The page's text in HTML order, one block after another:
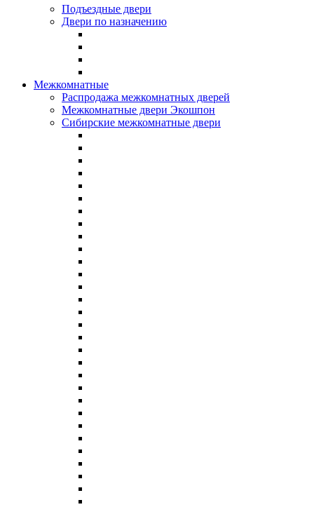
Подъездные двери
Двери по назначению
Межкомнатные
Распродажа межкомнатных дверей
Межкомнатные двери Экошпон
Сибирские межкомнатные двери